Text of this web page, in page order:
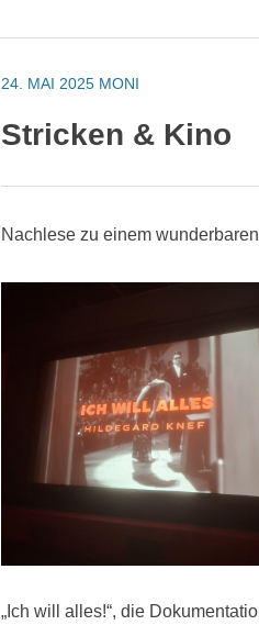
24. MAI 2025 MONI
Stricken & Kino
Nachlese zu einem
„Ich will alles!“, die